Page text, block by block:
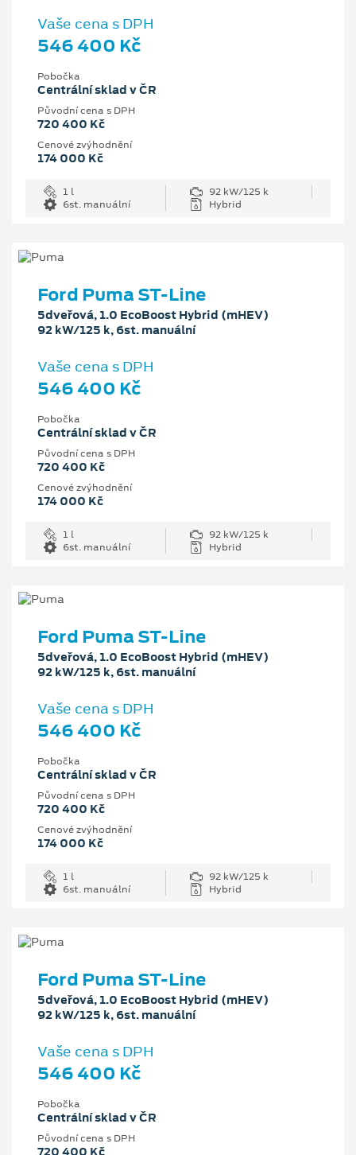
Vaše cena s DPH
546 400 Kč
Pobočka
Centrální sklad v ČR
Původní cena s DPH
720 400 Kč
Cenové zvýhodnění
174 000 Kč
1 l
92 kW/125 k
6st. manuální
Hybrid
Ford Puma ST-Line
5dveřová, 1.0 EcoBoost Hybrid (mHEV)
92 kW/125 k, 6st. manuální
Vaše cena s DPH
546 400 Kč
Pobočka
Centrální sklad v ČR
Původní cena s DPH
720 400 Kč
Cenové zvýhodnění
174 000 Kč
1 l
92 kW/125 k
6st. manuální
Hybrid
Ford Puma ST-Line
5dveřová, 1.0 EcoBoost Hybrid (mHEV)
92 kW/125 k, 6st. manuální
Vaše cena s DPH
546 400 Kč
Pobočka
Centrální sklad v ČR
Původní cena s DPH
720 400 Kč
Cenové zvýhodnění
174 000 Kč
1 l
92 kW/125 k
6st. manuální
Hybrid
Ford Puma ST-Line
5dveřová, 1.0 EcoBoost Hybrid (mHEV)
92 kW/125 k, 6st. manuální
Vaše cena s DPH
546 400 Kč
Pobočka
Centrální sklad v ČR
Původní cena s DPH